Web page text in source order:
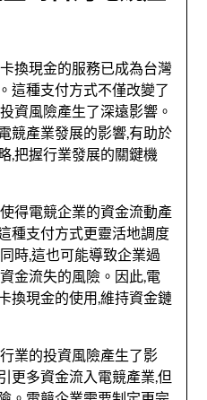
換現金的服務已成為台灣
這種支付方式不僅改變了
資風險產生了深遠影響。
競產業發展的影響,有助於
,把握行業發展的關鍵機
得電競企業的資金流動產
種支付方式更靈活地調度
時,這也可能導致企業過
金流失的風險。因此,電
換現金的使用,維持資金鏈
業的投資風險產生了影
更多資金流入電競產業,但